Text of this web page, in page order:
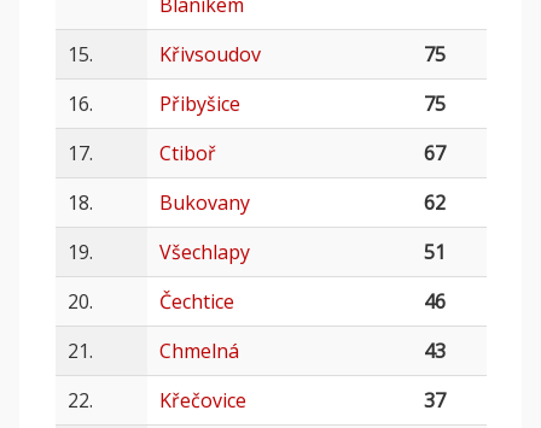
15. Křivsoudov
75
16.
Přibyšice
75
17.
Ctiboř
67
18.
Bukovany
62
19.
Všechlapy
51
20.
Čechtice
46
21.
Chmelná
43
22.
Křečovice
37